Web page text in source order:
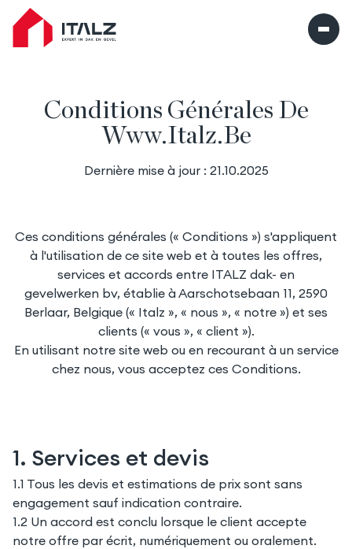
Italz home
Conditions Générales De
Www.italz.be
Dernière mise à jour : 21.10.2025
Ces conditions générales (« Conditions ») s'appliquent
à l'utilisation de ce site web et à toutes les offres,
services et accords entre ITALZ dak- en
gevelwerken bv, établie à Aarschotsebaan 11, 2590
Berlaar, Belgique (« Italz », « nous », « notre ») et ses
clients (« vous », « client »).
En utilisant notre site web ou en recourant à un service
chez nous, vous acceptez ces Conditions.
1. Services et devis
1.1 Tous les devis et estimations de prix sont sans
engagement sauf indication contraire.
1.2 Un accord est conclu lorsque le client accepte
notre offre par écrit, numériquement ou oralement.